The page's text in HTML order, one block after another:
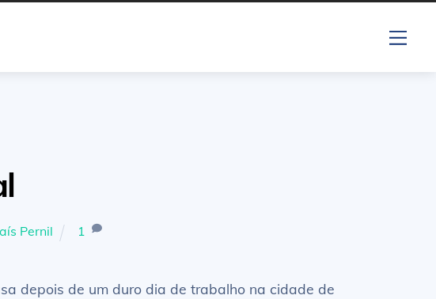
Pernil 1
depois de um duro dia de trabalho na cidade de